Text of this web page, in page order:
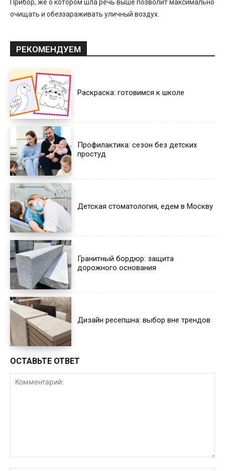
Прибор, же о котором шла речь выше позволит максимально
очищать и обеззараживать уличный воздух.
РЕКОМЕНДУЕМ
Раскраска: готовимся к школе
Профилактика: сезон без детских
простуд
Детская стоматология, едем в Москву
Гранитный бордюр: защита
дорожного основания
Дизайн ресепшна: выбор вне трендов
ОСТАВЬТЕ ОТВЕТ